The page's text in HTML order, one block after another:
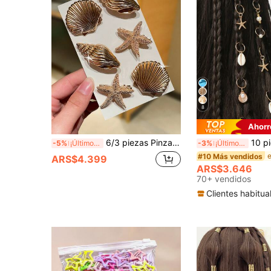
-5% ¡Últimos 3 días 6/3 piezas Pinzas para el cabello con forma de estrella de mar, concha y caracol dorados, estilo bohemio, accesorios para el cabello de mujer, adecuados para uso casual, Hawái, vacaciones en la playa, accesorios de verano, viajes, cumpleaños, pinzas de garra
ARS$4.399
8
-3% ¡Últimos 3 días 10 piezas Anillos de trenza para el cabello con estrella de mar
#10 Más vendidos
ARS$3.646
70+ vendidos
Clientes